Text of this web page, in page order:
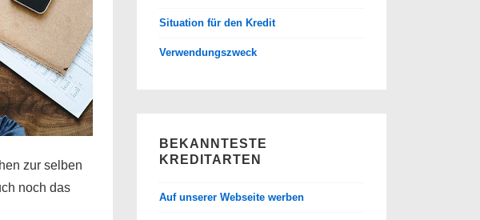
zur selben
noch das
Situation für den Kredit
Verwendungszweck
BEKANNTESTE
KREDITARTEN
Auf unserer Webseite werben